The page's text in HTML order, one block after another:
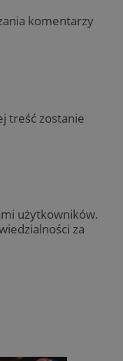
komentarzy
treść zostanie
użytkowników.
za